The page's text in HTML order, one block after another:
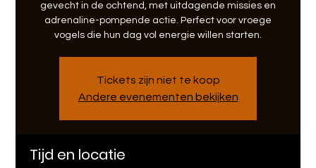
gevecht in de ochtend, met uitdagende missies en
adrenaline-pompende actie. Perfect voor vroege
vogels die hun dag vol energie willen starten.
Tickets zijn niet te koop
Andere evenementen bekijken
Tijd en locatie